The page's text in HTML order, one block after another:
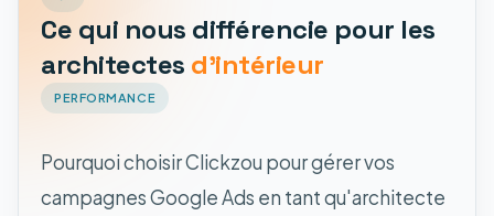
Ce qui nous différencie pour les
architectes d'intérieur
PERFORMANCE
Pourquoi choisir Clickzou pour gérer vos
campagnes Google Ads en tant qu'architecte